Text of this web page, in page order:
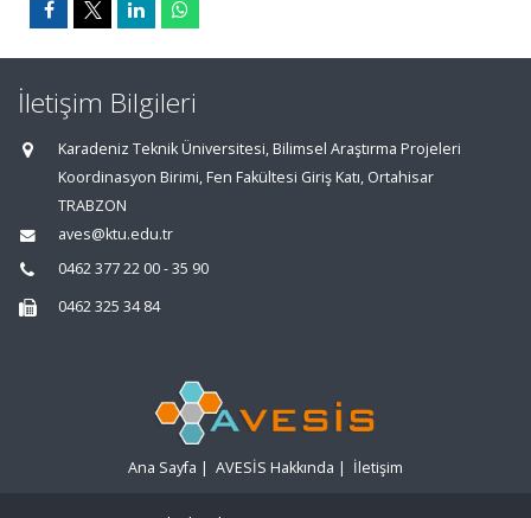
İletişim Bilgileri
Karadeniz Teknik Üniversitesi, Bilimsel Araştırma Projeleri
Koordinasyon Birimi, Fen Fakültesi Giriş Katı, Ortahisar
TRABZON
aves@ktu.edu.tr
0462 377 22 00 - 35 90
0462 325 34 84
Ana Sayfa | AVESİS Hakkında | İletişim